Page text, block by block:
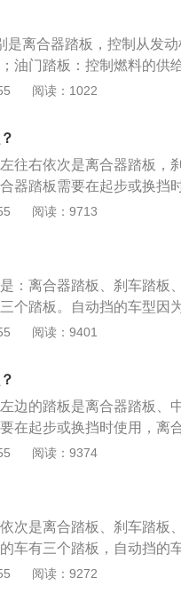
踏板，这在行车途中是非
影响着汽车的起步、换挡
，即脚刹行车制动器的踏
之一。使用频次非常高。
板：通过控制其踩踏量，
离合器时要踩到底再换挡
把速度降下来，这样乘坐
加速效果也不好，要缓慢
是离合器踏板，控制从发
油门踏板：控制燃料的供
合理，这更接近汽车理论
车型离合器的轻重和高低
器一踩到底，不然会伤及
来减速或停车，不相同车
们要注意判断道路状况，
调节车速的。车辆在加速
阅读：1022
往右依次是离合器踏板，
器踏板需要在起步或换挡
连接或断开发动机与变速
刹车踏板是控制刹车系统
最大的一个，不同车型刹
油门踏板也叫加速踏板，
在加速时使用。
阅读：9713
：离合器踏板、刹车踏板
个踏板。自动挡的车型因
油门和刹车两个踏板。开
。如果左脚一直放在踏板
途中是非常危险的。
阅读：9401
边的踏板是离合器踏板、
在起步或换挡时使用，离
与变速箱。刹车踏板是控
，节气门开度增大后，ecu
阅读：9374
次是离合踏板、刹车踏板
车有三个踏板，自动挡的
发动机和轴承的连接，当
阅读：9272